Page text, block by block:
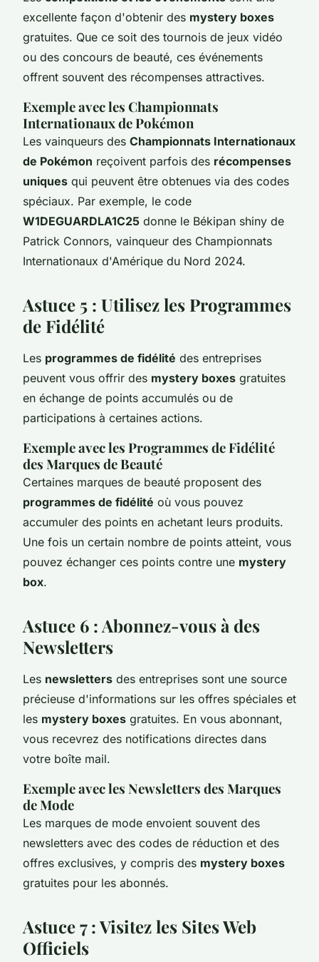
excellente façon d'obtenir des mystery boxes
gratuites. Que ce soit des tournois de jeux vidéo
ou des concours de beauté, ces événements
offrent souvent des récompenses attractives.
Exemple avec les Championnats
Internationaux de Pokémon
Les vainqueurs des Championnats Internationaux
de Pokémon reçoivent parfois des récompenses
uniques qui peuvent être obtenues via des codes
spéciaux. Par exemple, le code
W1DEGUARDLA1C25 donne le Békipan shiny de
Patrick Connors, vainqueur des Championnats
Internationaux d'Amérique du Nord 2024.
Astuce 5 : Utilisez les Programmes
de Fidélité
Les programmes de fidélité des entreprises
peuvent vous offrir des mystery boxes gratuites
en échange de points accumulés ou de
participations à certaines actions.
Exemple avec les Programmes de Fidélité
des Marques de Beauté
Certaines marques de beauté proposent des
programmes de fidélité où vous pouvez
accumuler des points en achetant leurs produits.
Une fois un certain nombre de points atteint, vous
pouvez échanger ces points contre une mystery
box.
Astuce 6 : Abonnez-vous à des
Newsletters
Les newsletters des entreprises sont une source
précieuse d'informations sur les offres spéciales et
les mystery boxes gratuites. En vous abonnant,
vous recevrez des notifications directes dans
votre boîte mail.
Exemple avec les Newsletters des Marques
de Mode
Les marques de mode envoient souvent des
newsletters avec des codes de réduction et des
offres exclusives, y compris des mystery boxes
gratuites pour les abonnés.
Astuce 7 : Visitez les Sites Web
Officiels